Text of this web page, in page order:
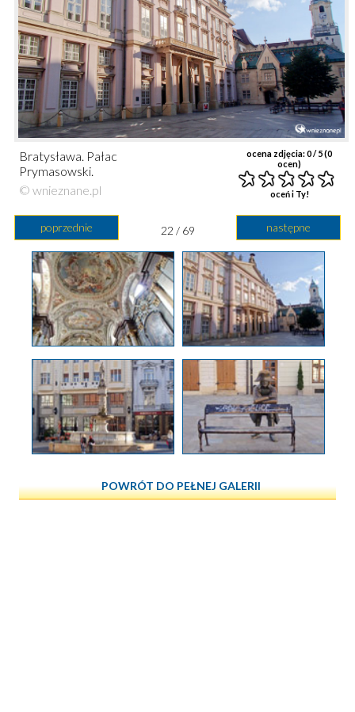
ocena zdjęcia:0/ 5 (0
ocen)
oceń i Ty!
Bratysława. Pałac
Prymasowski.
© wnieznane.pl
poprzednie następne
22 / 69
POWRÓT DO PEŁNEJ GALERII